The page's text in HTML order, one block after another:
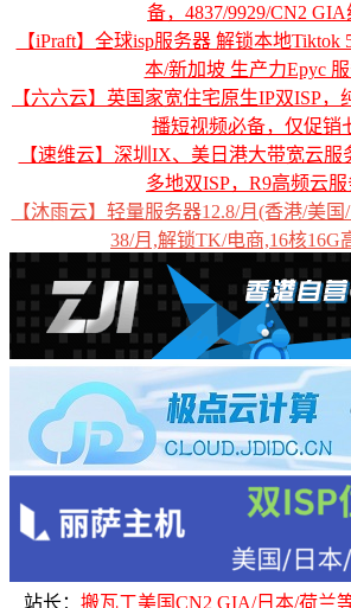
备，4837/9929/CN2
【iPraft】全球isp服务器 解锁本地Tiktok
本/新加坡 生产力Epyc
【六六云】英国家宽住宅原生IP双ISP，
播短视频必备，仅促销
【速维云】深圳IX、美日港大带宽云
多地双ISP，R9高频云
【沐雨云】轻量服务器12.8/月(香港/美
38/月,解锁TK/电商,16核16G
站长： 搬瓦工美国CN2 GIA/日本/荷兰